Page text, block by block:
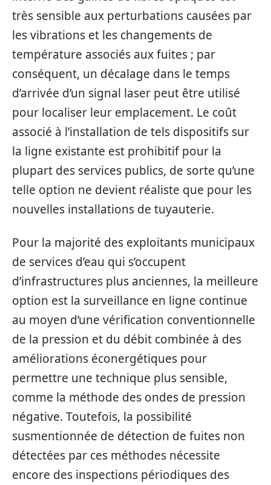
très sensible aux perturbations causées par
les vibrations et les changements de
température associés aux fuites ; par
conséquent, un décalage dans le temps
d’arrivée d’un signal laser peut être utilisé
pour localiser leur emplacement. Le coût
associé à l’installation de tels dispositifs sur
la ligne existante est prohibitif pour la
plupart des services publics, de sorte qu’une
telle option ne devient réaliste que pour les
nouvelles installations de tuyauterie.
Pour la majorité des exploitants municipaux
de services d’eau qui s’occupent
d’infrastructures plus anciennes, la meilleure
option est la surveillance en ligne continue
au moyen d’une vérification conventionnelle
de la pression et du débit combinée à des
améliorations éconergétiques pour
permettre une technique plus sensible,
comme la méthode des ondes de pression
négative. Toutefois, la possibilité
susmentionnée de détection de fuites non
détectées par ces méthodes nécessite
encore des inspections périodiques des